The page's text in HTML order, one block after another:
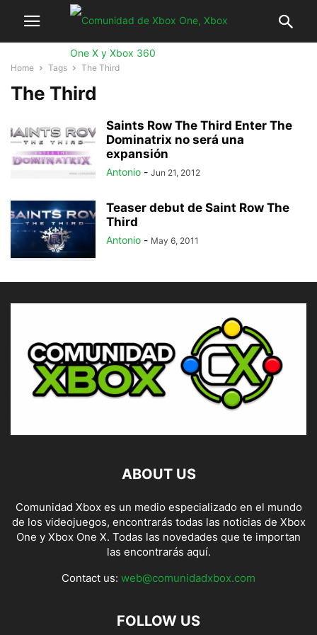
Home Tags The Third
The Third
Saints Row The Third Enter The
Dominatrix no será una
expansión
Antonio - Jun 21, 2012
Teaser debut de Saint Row The
Third
Antonio - May 6, 2011
ABOUT US
Comunidad Xbox es un medio especializado en el mundo
de los videojuegos, encontrarás todas las noticias de Xbox
One y Xbox One X. Todas las novedades que te importan
las encontrarás aquí.
Contact us: web@comunidadxbox.com
FOLLOW US